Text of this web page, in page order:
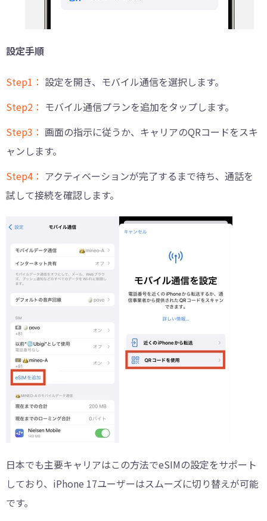
設定手順
Step1： 設定を開き、モバイル通信を選択します。
Step2： モバイル通信プランを追加をタップします。
Step3： 画面の指示に従うか、キャリアのQRコードをスキ
ャンします。
Step4： アクティベーションが完了するまで待ち、通話を
試して接続を確認します。
日本でも主要キャリアはこの方法でeSIMの設定をサポート
しており、iPhone 17ユーザーはスムーズに切り替えが可能
です。